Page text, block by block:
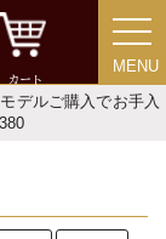
カート
MENU
MENU
デルご購入でお手入